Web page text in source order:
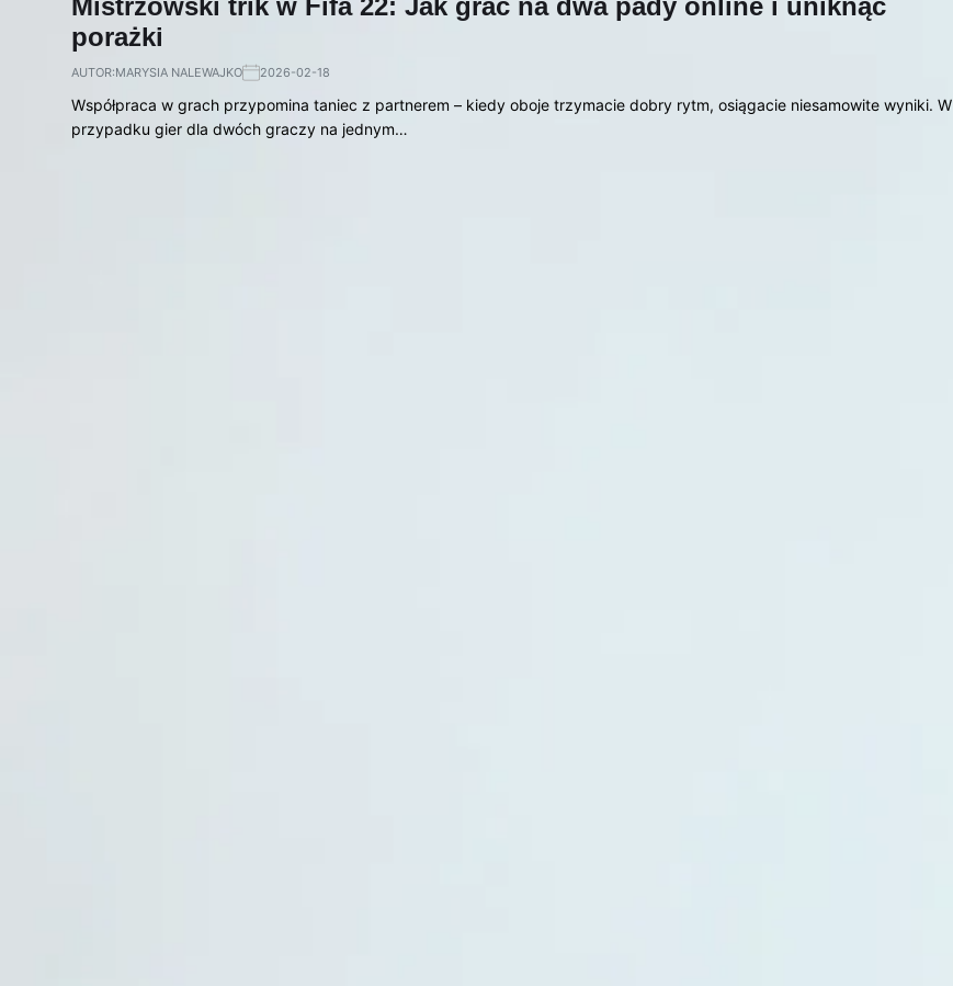
Mistrzowski trik w Fifa 22: Jak grać na dwa pady online i uniknąć
porażki
AUTOR:MARYSIA NALEWAJKO 2026-02-18
Współpraca w grach przypomina taniec z partnerem – kiedy oboje trzymacie dobry rytm, osiągacie niesamowite wyniki. W
przypadku gier dla dwóch graczy na jednym…